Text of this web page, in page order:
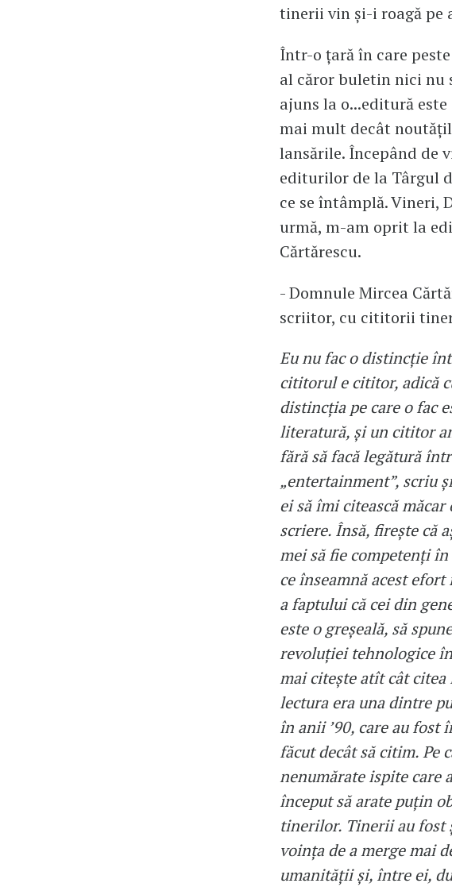
tinerii vin și-i roagă pe
Într-o țară în care
al căror buletin nici nu
ajuns la o...editură
mai mult decât
lansările. Începând de
editurilor de la Târgul
ce se întâmplă. Vineri,
urmă, m-am oprit la
Cărtărescu.
- Domnule Mircea
scriitor, cu cititorii
Eu nu fac o distincție
cititorul e cititor, adică
distincția pe care o fac
literatură, și un cititor
fără să facă legătură
„entertainment”, scriu
ei să îmi citească
scriere. Însă, firește că
mei să fie competenți
ce înseamnă acest
a faptului că cei din
este o greșeală, să
revoluției tehnologice
mai citește atît cât
lectura era una dintre
în anii ’90, care au fost
făcut decât să citim.
nenumărate ispite care
început să arate puțin
tinerilor. Tinerii au fost
voința de a merge mai
umanității și, între ei,